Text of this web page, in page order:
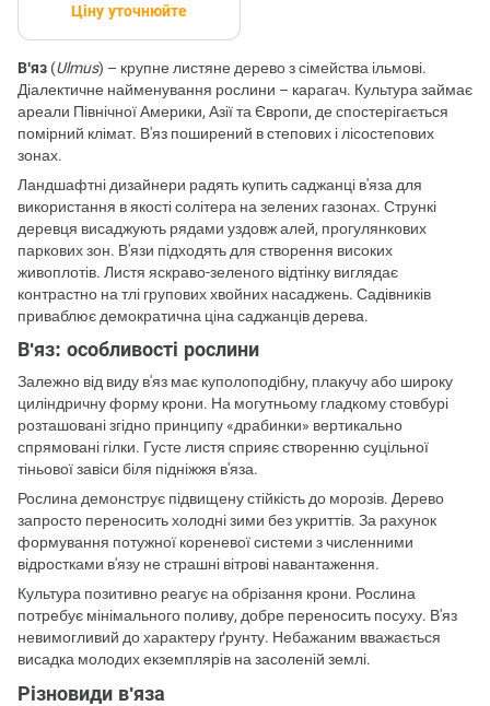
Ціну уточнюйте
В'яз (Ulmus) – крупне листяне дерево з сімейства ільмові.
Діалектичне найменування рослини – карагач. Культура займає
ареали Північної Америки, Азії та Європи, де спостерігається
помірний клімат. В'яз поширений в степових і лісостепових
зонах.
Ландшафтні дизайнери радять купить саджанці в'яза для
використання в якості солітера на зелених газонах. Стрункі
деревця висаджують рядами уздовж алей, прогулянкових
паркових зон. В'язи підходять для створення високих
живоплотів. Листя яскраво-зеленого відтінку виглядає
контрастно на тлі групових хвойних насаджень. Садівників
приваблює демократична ціна саджанців дерева.
В'яз: особливості рослини
Залежно від виду в'яз має куполоподібну, плакучу або широку
циліндричну форму крони. На могутньому гладкому стовбурі
розташовані згідно принципу «драбинки» вертикально
спрямовані гілки. Густе листя сприяє створенню суцільної
тіньової завіси біля підніжжя в'яза.
Рослина демонструє підвищену стійкість до морозів. Дерево
запросто переносить холодні зими без укриттів. За рахунок
формування потужної кореневої системи з численними
відростками в'язу не страшні вітрові навантаження.
Культура позитивно реагує на обрізання крони. Рослина
потребує мінімального поливу, добре переносить посуху. В'яз
невимогливий до характеру ґрунту. Небажаним вважається
висадка молодих екземплярів на засоленій землі.
Різновиди в'яза